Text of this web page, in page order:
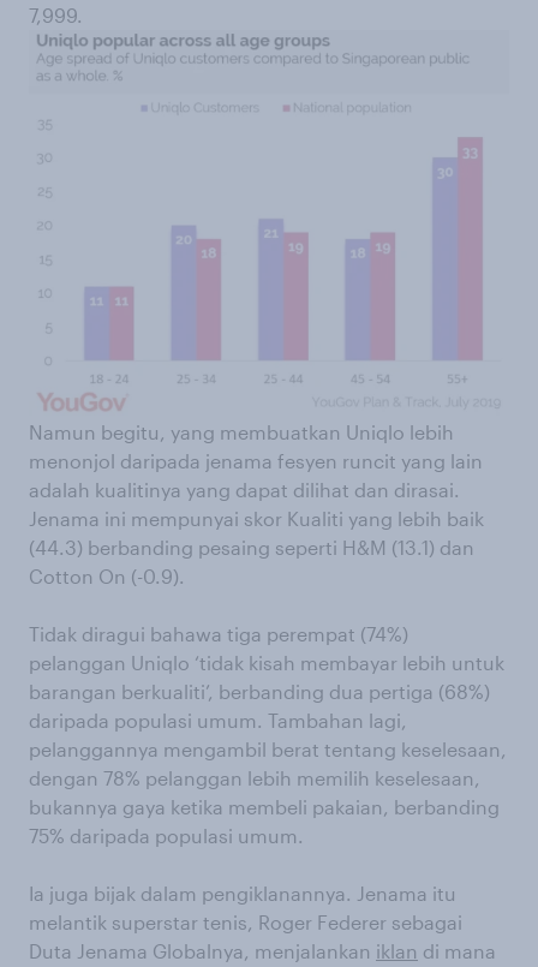
7,999.
Namun begitu, yang membuatkan Uniqlo lebih
menonjol daripada jenama fesyen runcit yang lain
adalah kualitinya yang dapat dilihat dan dirasai.
Jenama ini mempunyai skor Kualiti yang lebih baik
(44.3) berbanding pesaing seperti H&M (13.1) dan
Cotton On (-0.9).
Tidak diragui bahawa tiga perempat (74%)
pelanggan Uniqlo ‘tidak kisah membayar lebih untuk
barangan berkualiti’, berbanding dua pertiga (68%)
daripada populasi umum. Tambahan lagi,
pelanggannya mengambil berat tentang keselesaan,
dengan 78% pelanggan lebih memilih keselesaan,
bukannya gaya ketika membeli pakaian, berbanding
75% daripada populasi umum.
Ia juga bijak dalam pengiklanannya. Jenama itu
melantik superstar tenis, Roger Federer sebagai
Duta Jenama Globalnya, menjalankan iklan di mana